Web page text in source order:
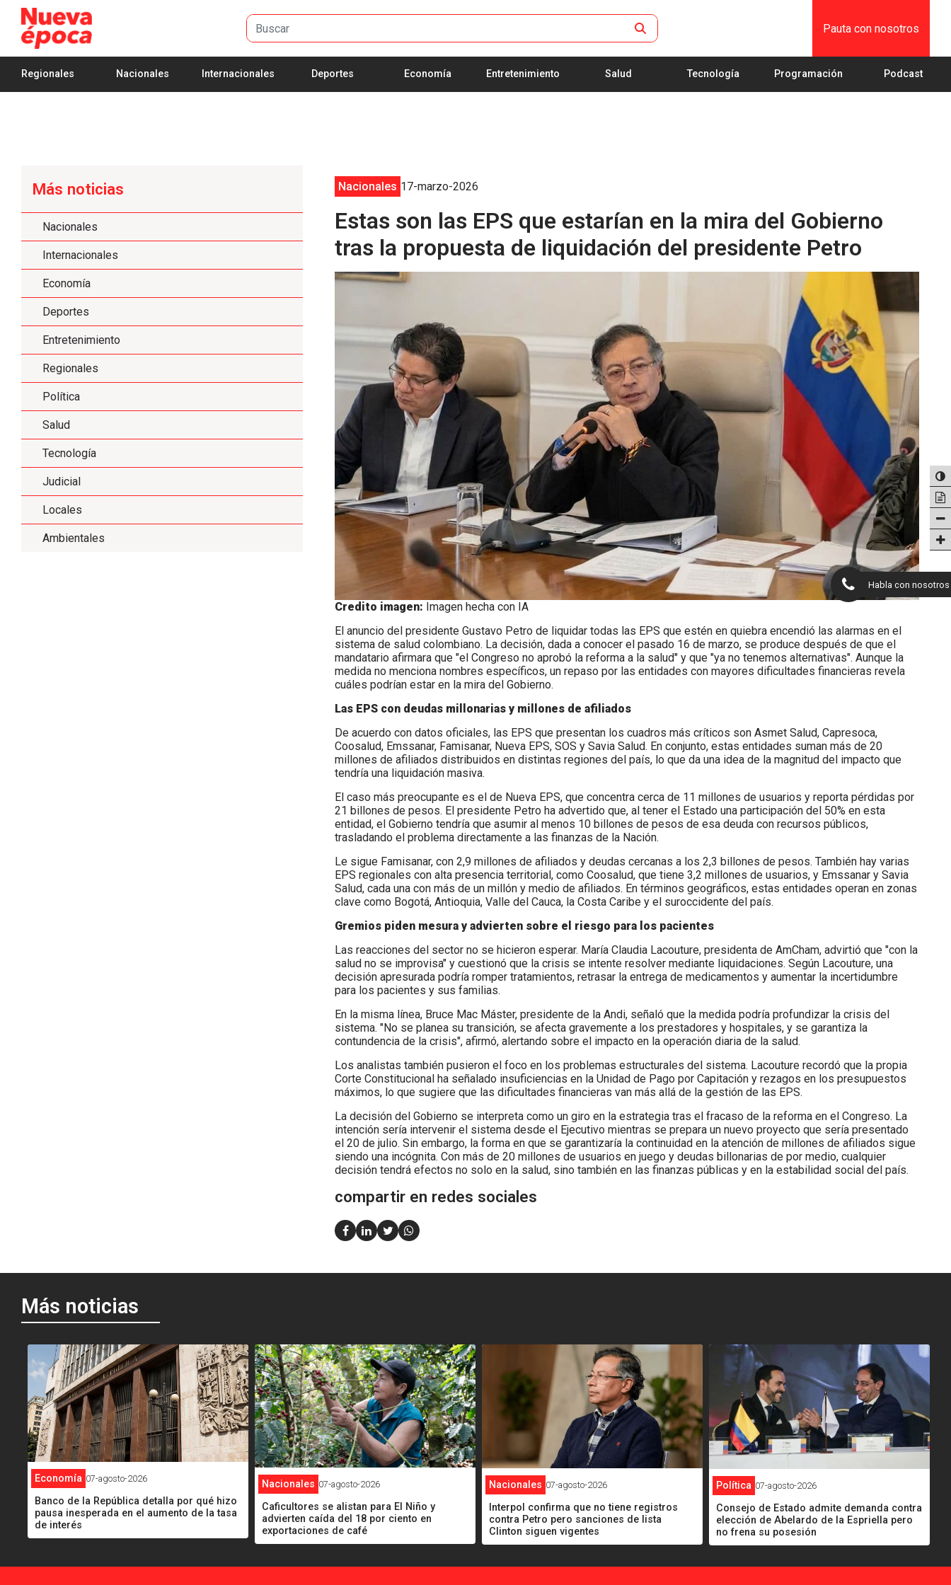
Saltar al contenido principal
Pauta con nosotros
Regionales Nacionales Internacionales Deportes Economía Entretenimiento Salud Tecnología Programación Podcast
Más noticias
Nacionales
Internacionales
Economía
Deportes
Entretenimiento
Regionales
Política
Salud
Tecnología
Judicial
Locales
Ambientales
Nacionales 17-marzo-2026
Estas son las EPS que estarían en la mira del Gobierno
tras la propuesta de liquidación del presidente Petro
Credito imagen: Imagen hecha con IA
El anuncio del presidente Gustavo Petro de liquidar todas las EPS que estén en quiebra encendió las alarmas en el
sistema de salud colombiano. La decisión, dada a conocer el pasado 16 de marzo, se produce después de que el
mandatario afirmara que "el Congreso no aprobó la reforma a la salud" y que "ya no tenemos alternativas". Aunque la
medida no menciona nombres específicos, un repaso por las entidades con mayores dificultades financieras revela
cuáles podrían estar en la mira del Gobierno.
Las EPS con deudas millonarias y millones de afiliados
De acuerdo con datos oficiales, las EPS que presentan los cuadros más críticos son Asmet Salud, Capresoca,
Coosalud, Emssanar, Famisanar, Nueva EPS, SOS y Savia Salud. En conjunto, estas entidades suman más de 20
millones de afiliados distribuidos en distintas regiones del país, lo que da una idea de la magnitud del impacto que
tendría una liquidación masiva.
El caso más preocupante es el de Nueva EPS, que concentra cerca de 11 millones de usuarios y reporta pérdidas por
21 billones de pesos. El presidente Petro ha advertido que, al tener el Estado una participación del 50% en esta
entidad, el Gobierno tendría que asumir al menos 10 billones de pesos de esa deuda con recursos públicos,
trasladando el problema directamente a las finanzas de la Nación.
Le sigue Famisanar, con 2,9 millones de afiliados y deudas cercanas a los 2,3 billones de pesos. También hay varias
EPS regionales con alta presencia territorial, como Coosalud, que tiene 3,2 millones de usuarios, y Emssanar y Savia
Salud, cada una con más de un millón y medio de afiliados. En términos geográficos, estas entidades operan en zonas
clave como Bogotá, Antioquia, Valle del Cauca, la Costa Caribe y el suroccidente del país.
Gremios piden mesura y advierten sobre el riesgo para los pacientes
Las reacciones del sector no se hicieron esperar. María Claudia Lacouture, presidenta de AmCham, advirtió que "con la
salud no se improvisa" y cuestionó que la crisis se intente resolver mediante liquidaciones. Según Lacouture, una
decisión apresurada podría romper tratamientos, retrasar la entrega de medicamentos y aumentar la incertidumbre
para los pacientes y sus familias.
En la misma línea, Bruce Mac Máster, presidente de la Andi, señaló que la medida podría profundizar la crisis del
sistema. "No se planea su transición, se afecta gravemente a los prestadores y hospitales, y se garantiza la
contundencia de la crisis", afirmó, alertando sobre el impacto en la operación diaria de la salud.
Los analistas también pusieron el foco en los problemas estructurales del sistema. Lacouture recordó que la propia
Corte Constitucional ha señalado insuficiencias en la Unidad de Pago por Capitación y rezagos en los presupuestos
máximos, lo que sugiere que las dificultades financieras van más allá de la gestión de las EPS.
La decisión del Gobierno se interpreta como un giro en la estrategia tras el fracaso de la reforma en el Congreso. La
intención sería intervenir el sistema desde el Ejecutivo mientras se prepara un nuevo proyecto que sería presentado
el 20 de julio. Sin embargo, la forma en que se garantizaría la continuidad en la atención de millones de afiliados sigue
siendo una incógnita. Con más de 20 millones de usuarios en juego y deudas billonarias de por medio, cualquier
decisión tendrá efectos no solo en la salud, sino también en las finanzas públicas y en la estabilidad social del país.
compartir en redes sociales
Más noticias
Economía 07-agosto-2026
Banco de la República detalla por qué hizo
pausa inesperada en el aumento de la tasa
de interés
Nacionales 07-agosto-2026
Caficultores se alistan para El Niño y
advierten caída del 18 por ciento en
exportaciones de café
Nacionales 07-agosto-2026
Interpol confirma que no tiene registros
contra Petro pero sanciones de lista
Clinton siguen vigentes
Política 07-agosto-2026
Consejo de Estado admite demanda contra
elección de Abelardo de la Espriella pero
no frena su posesión
Habla con nosotros